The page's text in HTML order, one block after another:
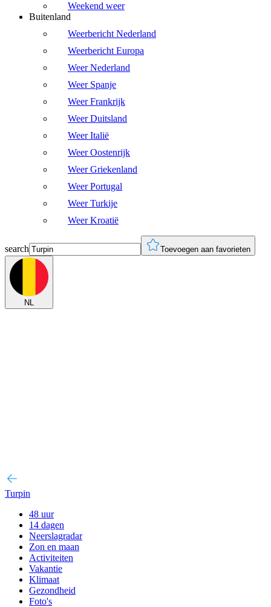
Weekend weer
Buitenland
Weerbericht Nederland
Weerbericht Europa
Weer Nederland
Weer Spanje
Weer Frankrijk
Weer Duitsland
Weer Italië
Weer Oostenrijk
Weer Griekenland
Weer Portugal
Weer Turkije
Weer Kroatië
search Toevoegen aan favorieten
NL
Turpin
48 uur
14 dagen
Neerslagradar
Zon en maan
Activiteiten
Vakantie
Klimaat
Gezondheid
Foto's